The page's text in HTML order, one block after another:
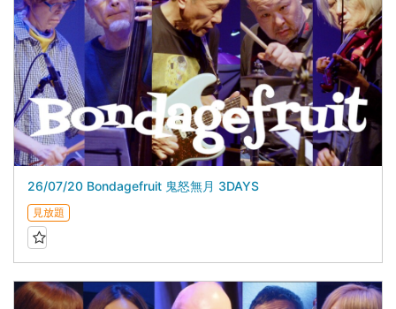
26/07/20 Bondagefruit 鬼怒無月 3DAYS
見放題